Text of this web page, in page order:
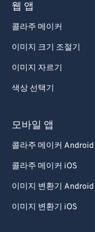
웹 앱
콜라주 메이커
이미지 크기 조절기
이미지 자르기
색상 선택기
모바일 앱
콜라주 메이커 Android
콜라주 메이커 iOS
이미지 변환기 Android
이미지 변환기 iOS